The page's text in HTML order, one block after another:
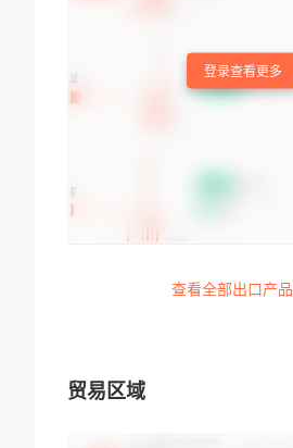
登录查看更多
查看全部出口产品
贸易区域